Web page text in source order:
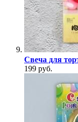
Свеча для
199 руб.